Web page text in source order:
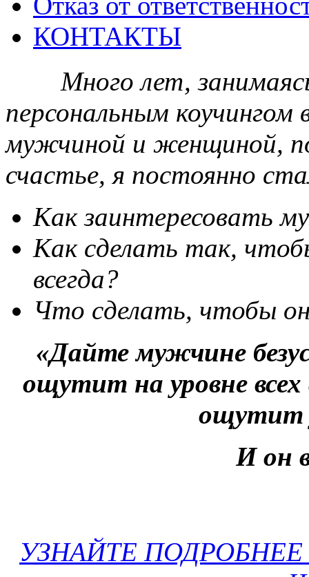
КОНТАКТЫ
Много лет,
персональным
мужчиной и женщиной,
счастье, я постоянно
Как заинтересовать
Как сделать так,
всегда?
Что сделать, чтобы
«Дайте мужчине
ощутит на уровне
ощутит
И он
УЗНАЙТЕ